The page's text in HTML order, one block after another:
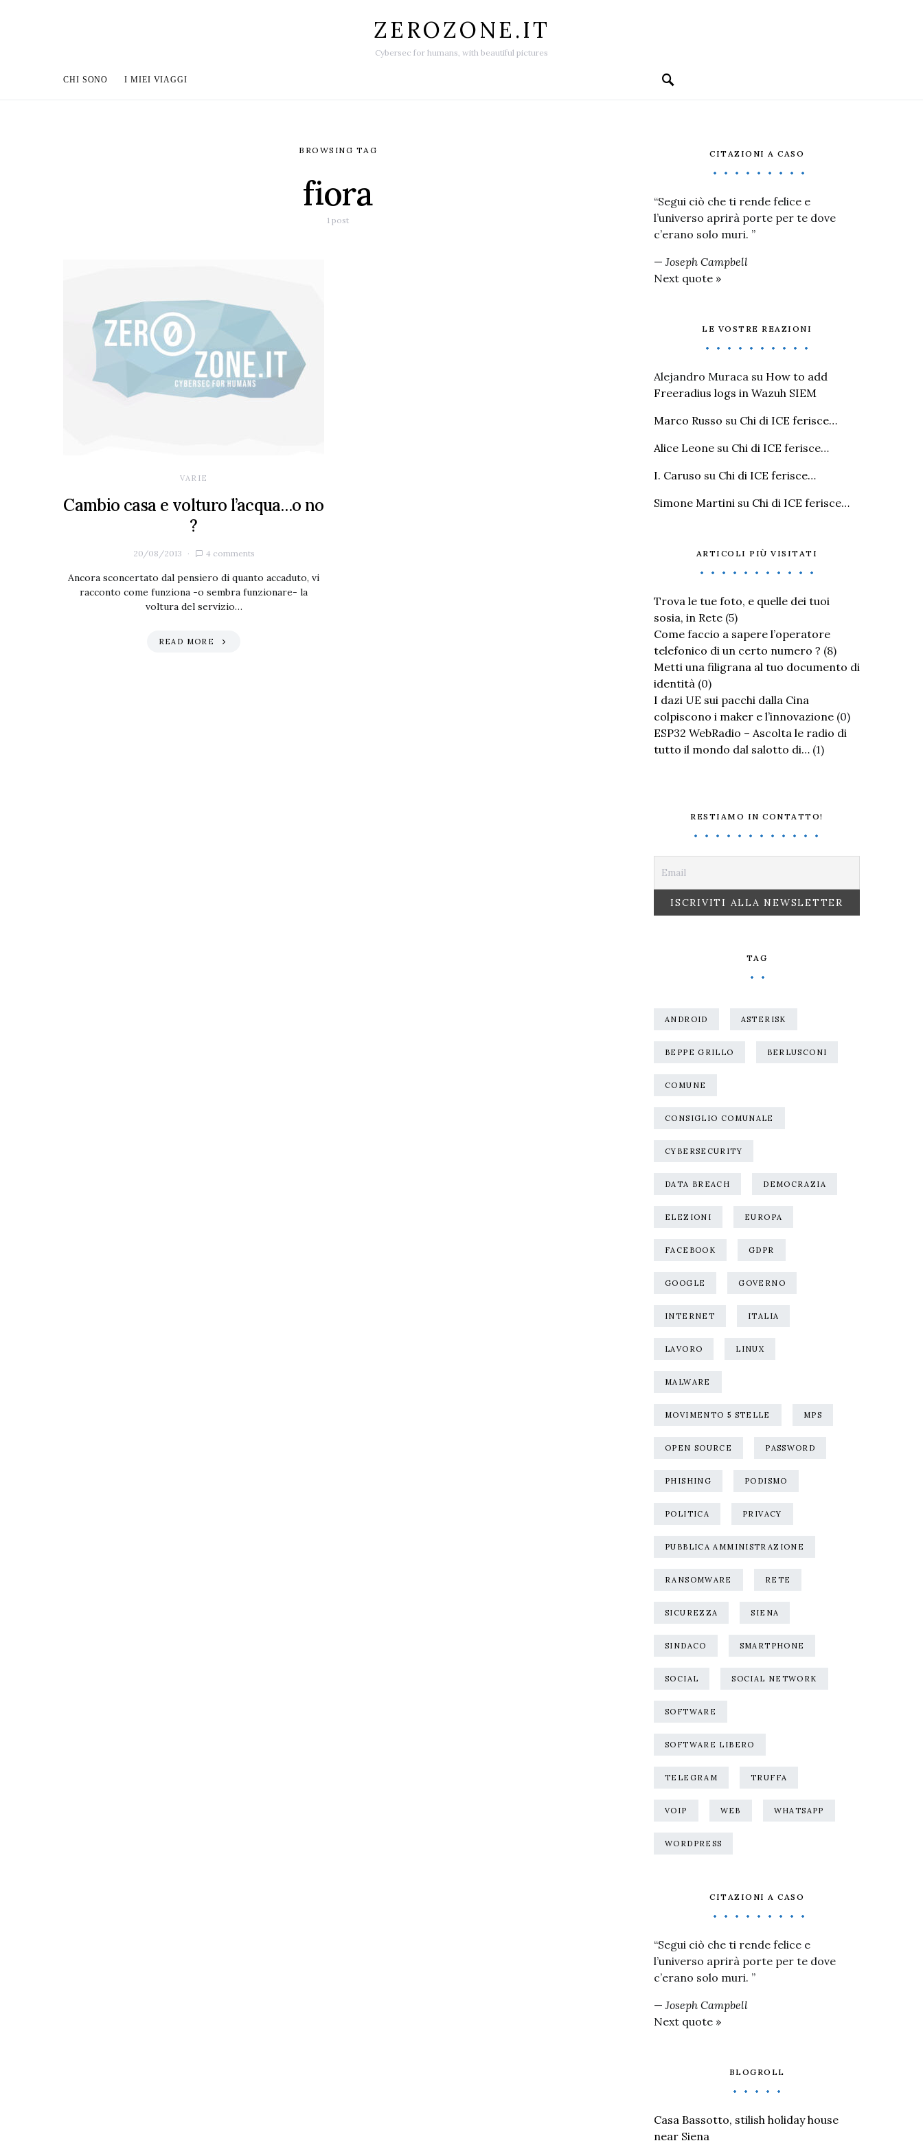
ZEROZONE.IT
Cybersec for humans, with beautiful pictures
CHI SONO I MIEI VIAGGI
BROWSING TAG
fiora
1 post
VARIE
Cambio casa e volturo l’acqua…o no
?
20/08/2013 4 comments
Ancora sconcertato dal pensiero di quanto accaduto, vi
racconto come funziona -o sembra funzionare- la
voltura del servizio…
READ MORE
CITAZIONI A CASO
“Segui ciò che ti rende felice e
l’universo aprirà porte per te dove
c’erano solo muri. ”
— Joseph Campbell
Next quote »
LE VOSTRE REAZIONI
Alejandro Muraca su How to add
Freeradius logs in Wazuh SIEM
Marco Russo su Chi di ICE ferisce…
Alice Leone su Chi di ICE ferisce…
I. Caruso su Chi di ICE ferisce…
Simone Martini su Chi di ICE ferisce…
ARTICOLI PIÙ VISITATI
Trova le tue foto, e quelle dei tuoi
sosia, in Rete (5)
Come faccio a sapere l’operatore
telefonico di un certo numero ? (8)
Metti una filigrana al tuo documento di
identità (0)
I dazi UE sui pacchi dalla Cina
colpiscono i maker e l’innovazione (0)
ESP32 WebRadio – Ascolta le radio di
tutto il mondo dal salotto di… (1)
RESTIAMO IN CONTATTO!
TAG
ANDROID ASTERISK
BEPPE GRILLO BERLUSCONI
COMUNE
CONSIGLIO COMUNALE
CYBERSECURITY
DATA BREACH DEMOCRAZIA
ELEZIONI EUROPA
FACEBOOK GDPR
GOOGLE GOVERNO
INTERNET ITALIA
LAVORO LINUX
MALWARE
MOVIMENTO 5 STELLE MPS
OPEN SOURCE PASSWORD
PHISHING PODISMO
POLITICA PRIVACY
PUBBLICA AMMINISTRAZIONE
RANSOMWARE RETE
SICUREZZA SIENA
SINDACO SMARTPHONE
SOCIAL SOCIAL NETWORK
SOFTWARE
SOFTWARE LIBERO
TELEGRAM TRUFFA
VOIP WEB WHATSAPP
WORDPRESS
CITAZIONI A CASO
“Segui ciò che ti rende felice e
l’universo aprirà porte per te dove
c’erano solo muri. ”
— Joseph Campbell
Next quote »
BLOGROLL
Casa Bassotto, stilish holiday house
near Siena